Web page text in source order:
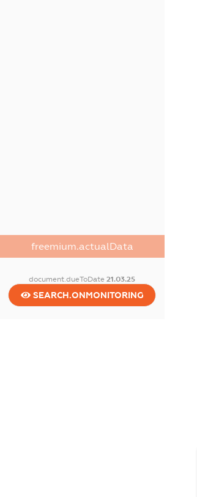
freemium.actualData
document.dueToDate21.03.25
SEARCH.ONMONITORING